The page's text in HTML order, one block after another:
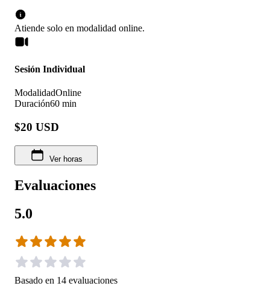
Atiende solo en modalidad online.
Sesión Individual
ModalidadOnline
Duración60 min
$20 USD
Ver horas
Evaluaciones
5.0
Basado en 14 evaluaciones